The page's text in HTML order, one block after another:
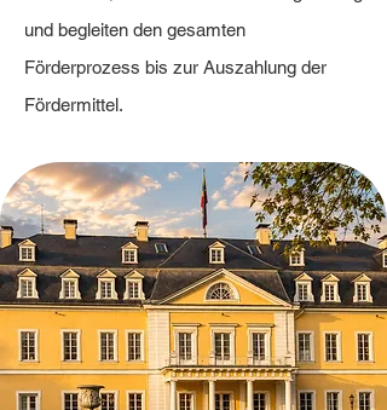
und begleiten den gesamten
Förderprozess bis zur Auszahlung der
Fördermittel.